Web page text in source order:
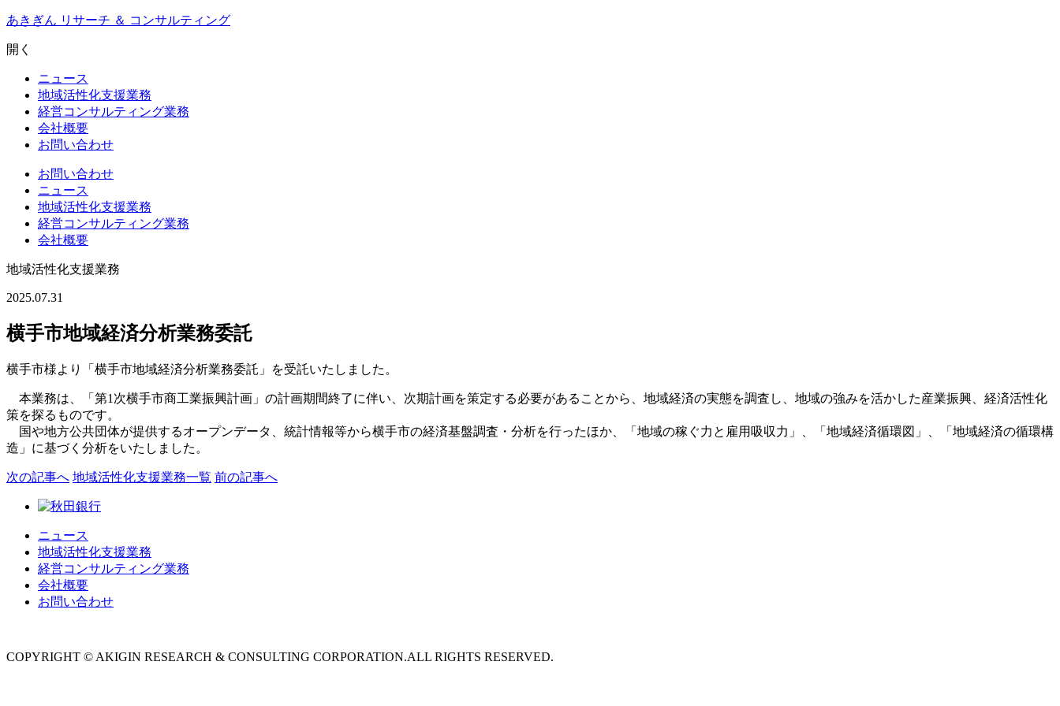
Skip
content
あきぎん リサーチ ＆ コンサルティング
開く
ニュース
地域活性化支援業務
経営コンサルティング業務
会社概要
お問い合わせ
お問い合わせ
ニュース
地域活性化支援業務
経営コンサルティング業務
会社概要
地域活性化支援業務
2025.07.31
横手市地域経済分析業務委託
横手市様より「横手市地域経済分析業務委託」を受託いたしました。
本業務は、「第1次横手市商工業振興計画」の計画期間終了に伴い、次期計画を策定する必要があることから、地域経済の実態を調査し、地域の強みを活かした産業振興、経済活性化
策を探るものです。
国や地方公共団体が提供するオープンデータ、統計情報等から横手市の経済基盤調査・分析を行ったほか、「地域の稼ぐ力と雇用吸収力」、「地域経済循環図」、「地域経済の循環構
造」に基づく分析をいたしました。
次の記事へ 地域活性化支援業務一覧 前の記事へ
ニュース
地域活性化支援業務
経営コンサルティング業務
会社概要
お問い合わせ
COPYRIGHT © AKIGIN RESEARCH & CONSULTING CORPORATION.ALL RIGHTS RESERVED.